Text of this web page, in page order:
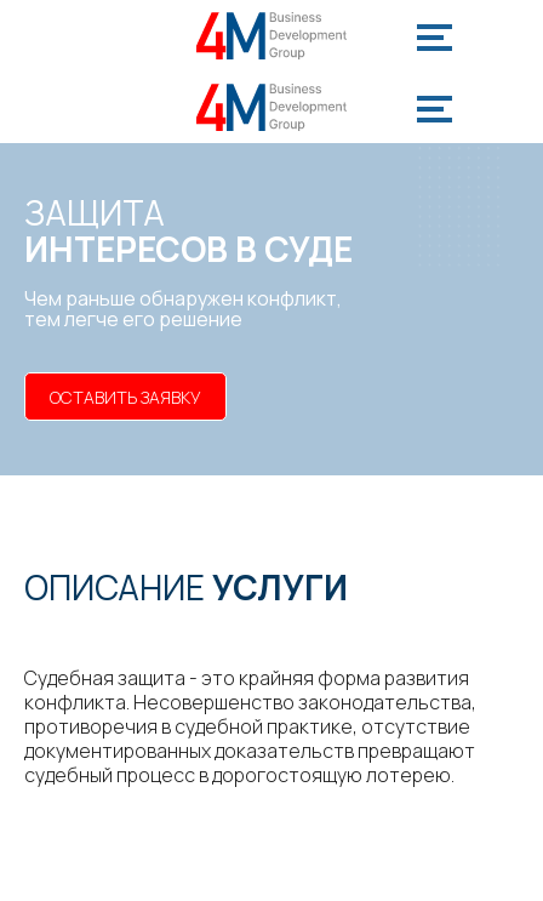
ОСТАВИТЬ ЗАЯВКУ
Чем раньше обнаружен конфликт,
тем легче его решение
ЗАЩИТА
ИНТЕРЕСОВ В СУДЕ
ОПИСАНИЕУСЛУГИ
Судебная защита - это крайняя форма развития
конфликта. Несовершенство законодательства,
противоречия в судебной практике, отсутствие
документированных доказательств превращают
судебный процесс в дорогостоящую лотерею.